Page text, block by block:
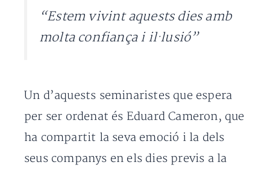
“Estem vivint aquests dies amb
molta confiança i il·lusió”
Un d’aquests seminaristes que espera
per ser ordenat és Eduard Cameron, que
ha compartit la seva emoció i la dels
seus companys en els dies previs a la